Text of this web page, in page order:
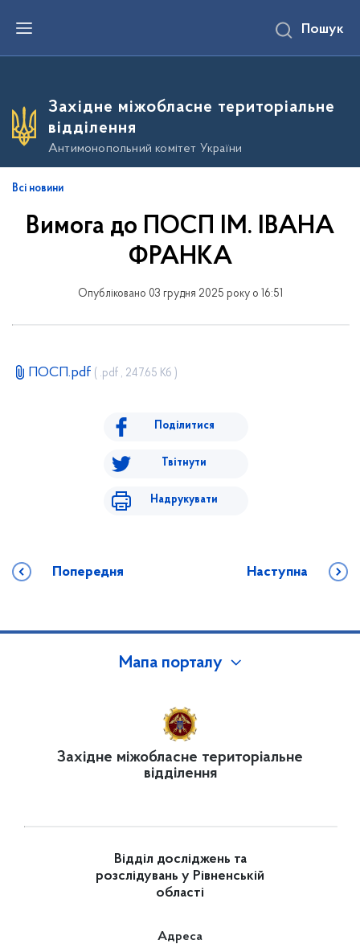
е
о
о
в
Пошук
Західне міжобласне територіальне
відділення
Антимонопольний комітет України
Всі новини
Вимога до ПОСП ІМ. ІВАНА
ФРАНКА
Опубліковано 03 грудня 2025 року о 16:51
ПОСП.pdf ( .pdf , 247.65 Кб )
Поділитися
Твітнути
Надрукувати
Попередня Наступна
Мапа порталу
Західне міжобласне територіальне
відділення
Відділ досліджень та
розслідувань у Рівненській
області
Адреса